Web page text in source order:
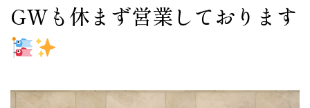
GWも休まず営業しております